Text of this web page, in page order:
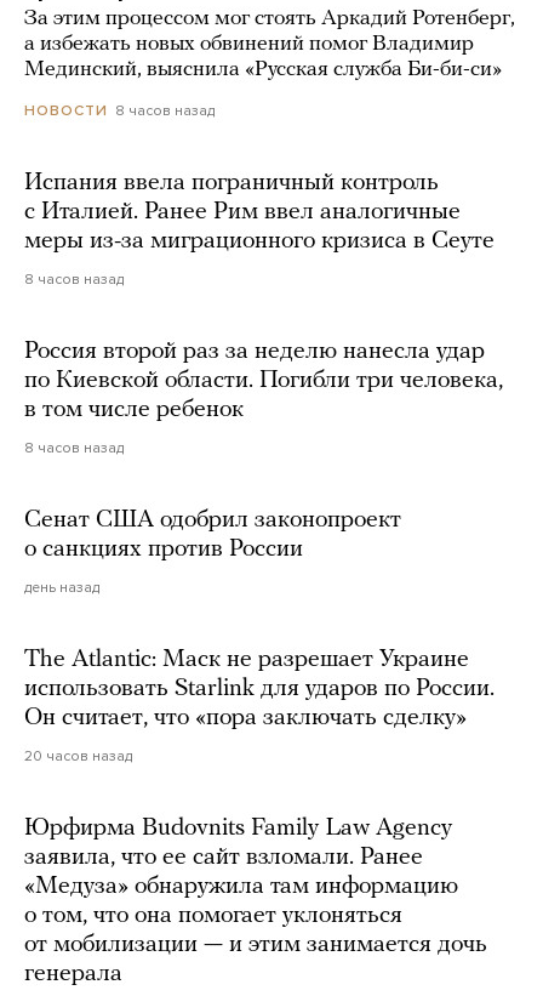
За этим процессом мог стоять Аркадий Ротенберг,
а избежать новых обвинений помог Владимир
Мединский, выяснила «Русская служба Би-би-си»
НОВОСТИ 8 часов назад
Испания ввела пограничный контроль
с Италией. Ранее Рим ввел аналогичные
меры из-за миграционного кризиса в Сеуте
8 часов назад
Россия второй раз за неделю нанесла удар
по Киевской области. Погибли три человека,
в том числе ребенок
8 часов назад
Сенат США одобрил законопроект
о санкциях против России
день назад
The Atlantic: Маск не разрешает Украине
использовать Starlink для ударов по России.
Он считает, что «пора заключать сделку»
20 часов назад
Юрфирма Budovnits Family Law Agency
заявила, что ее сайт взломали. Ранее
«Медуза» обнаружила там информацию
о том, что она помогает уклоняться
от мобилизации — и этим занимается дочь
генерала